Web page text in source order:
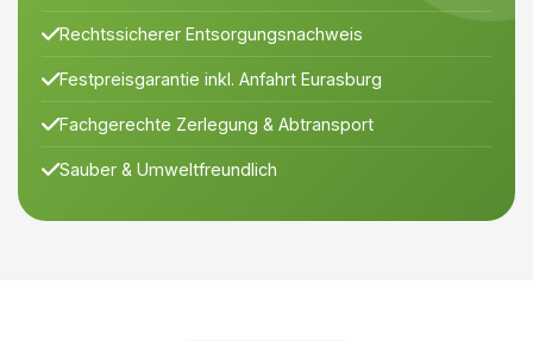
Rechtssicherer Entsorgungsnachweis
Festpreisgarantie inkl. Anfahrt Eurasburg
Fachgerechte Zerlegung & Abtransport
Sauber & Umweltfreundlich